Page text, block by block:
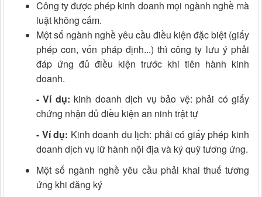
Công ty được phép kinh doanh mọi ngành nghề mà
luật không cấm.
Một số ngành nghề yêu cầu điều kiện đặc biệt (giấy
phép con, vốn pháp định...) thì công ty lưu ý phải
đáp ứng đủ điều kiện trước khi tiên hành kinh
doanh.
- Ví dụ: kinh doanh dịch vụ bảo vệ: phải có giấy
chứng nhận đủ điều kiện an ninh trật tự
- Ví dụ: Kinh doanh du lịch: phải có giấy phép kinh
doanh dịch vụ lữ hành nội địa và ký quỹ tương ứng.
Một số ngành nghề yêu cầu phải khai thuế tương
ứng khi đăng ký